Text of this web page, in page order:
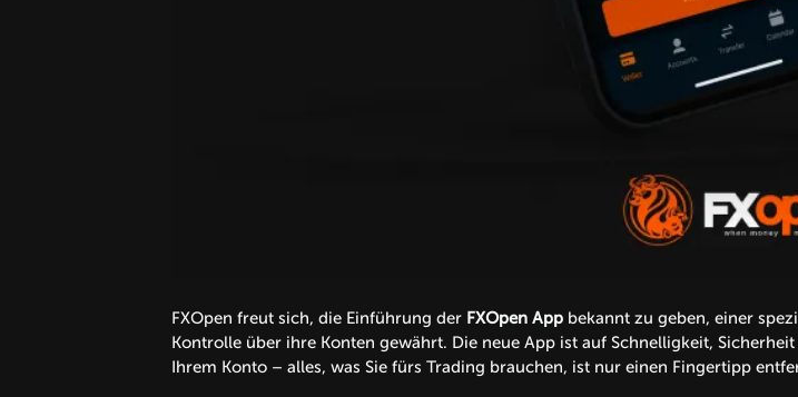
FXOpen freut sich, die Einführung der FXOpen Appbekannt zu geben, einer
Kontrolle über ihre Konten gewährt. Die neue App ist auf Schnelligkeit,
Ihrem Konto – alles, was Sie fürs Trading brauchen, ist nur einen Fingertipp